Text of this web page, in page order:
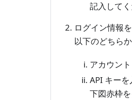
記入してく
ログイン情報
以下のどちら
アカウン
API キーを
下図赤枠